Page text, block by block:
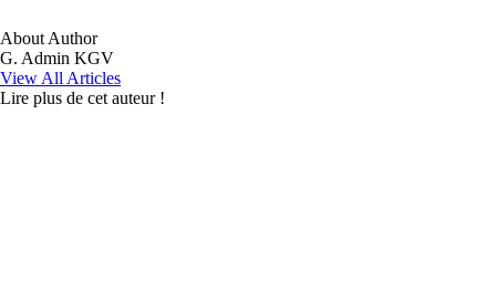
About Author
G. Admin KGV
View All Articles
Lire plus de cet auteur !